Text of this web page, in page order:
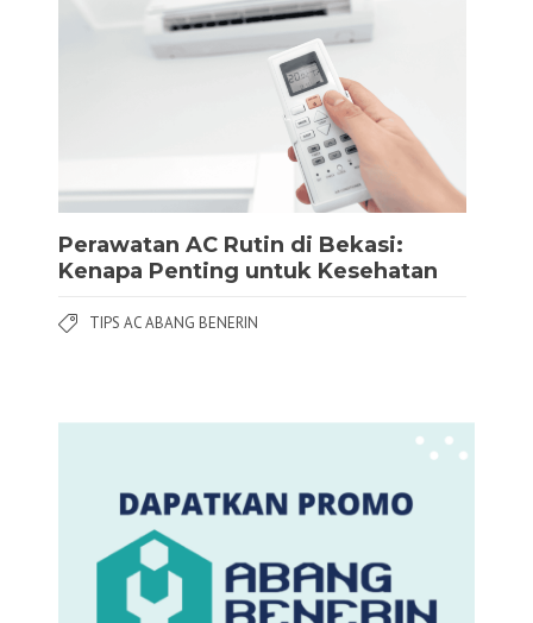
Perawatan AC Rutin di Bekasi:
Kenapa Penting untuk Kesehatan
TIPS AC ABANG BENERIN